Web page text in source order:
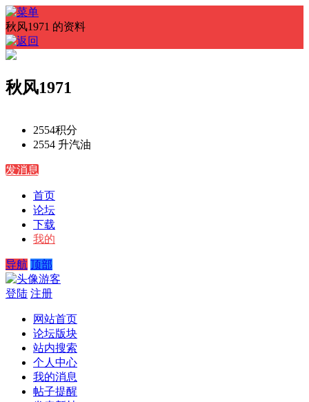
秋风1971 的资料
秋风1971
2554积分
2554 升汽油
发消息
首页
论坛
下载
我的
导航 顶部
游客
登陆 注册
网站首页
论坛版块
站内搜索
个人中心
我的消息
帖子提醒